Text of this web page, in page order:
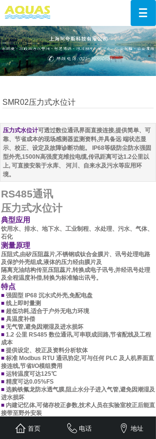
SMR02压力式水位计
压力式水位计可透过数位通讯界面直接连接,提供简单、可
靠、节省成本的现场感测器监测资料,并具备远 端状态显
示、校正、设定及故障诊断功能。
IP68等级防尘防水强固
型外壳,1500N高强度克维拉电缆,传讯距离可达1.2公里以
上, 可直接安装于水库、 河川、自来水及污水等应用环
境。
RS485通讯
压力式水位计
典型应用
饮用水、排水、地下水、工业制程、水处理、污水、气体、
石化
测量原理
压阻式,由矽压阻蕊片,不锈钢或钛合金膜片、讯号处理电路
及保护外壳组成,液体的压力经由膜片及
隔离充油结构传至压阻蕊片,转换成电子讯号,并经讯号处理
及全程温度补偿,转换为标准输出讯号。
特点
■ 强固型 IP68 沉水式外壳,免配电盘
■ 线上即时量测
■ 超低功耗,适合于户外无电力环境
■ 具温度补偿
■ 无气管,避免因潮湿及进水损坏
■ 1.2 公里 RS485 数位通讯,可串联成回路,节省配线及工程
成本
■ 提供设定、校正及资料分析软体
■ 标准 Modbus RTU 通讯协定,可与任何 PLC 及人机界面直
接连线,节省I/O模组费用
■ 运转温度可达125℃
■ 精度可达0.05%FS
■ 选购铁氟龙防水透气膜,阻止水分子进入气管,避免因潮湿及
进水损坏
■ 内建记忆体,可储存校正参数,技术人员在实验室校正后能直
接带至野外安装
技术规格
一般
首页 电话 地址